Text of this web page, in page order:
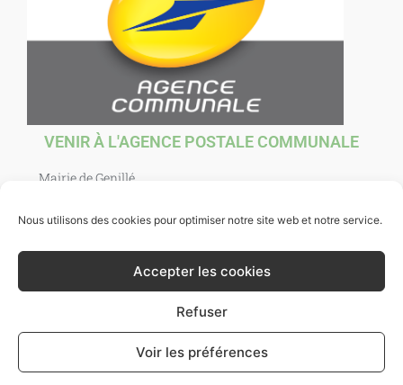
Nous utilisons des cookies pour optimiser notre site web et notre service.
Accepter les cookies
Refuser
Voir les préférences
VENIR À L'AGENCE POSTALE COMMUNALE
Mairie de Genillé
37460 Genillé
Ville de Genillé 2021 -Mentions légales- Site par